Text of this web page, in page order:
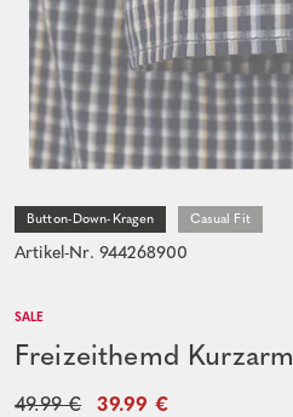
Button-Down-Kragen Casual Fit
Artikel-Nr. 944268900
SALE
Freizeithemd Kurzarm
49.99 € 39.99 €